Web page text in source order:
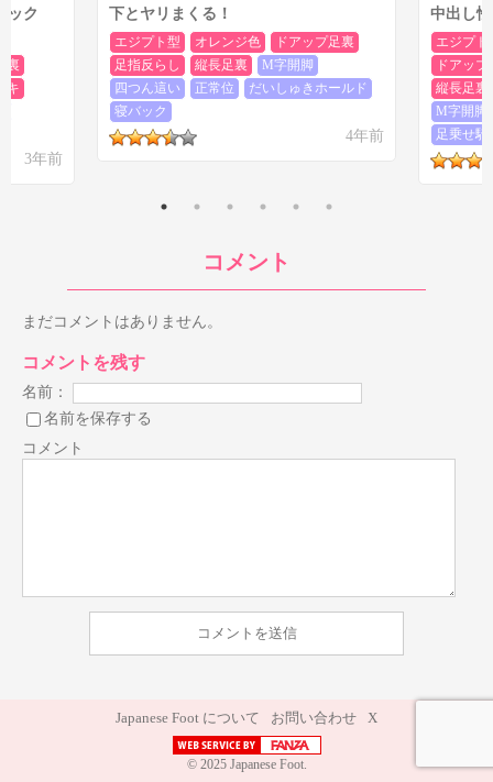
ック
裏
キ
3年前
下とヤリまくる！
エジプト型 オレンジ色
ドアップ足裏
足指反らし
縦長足裏
M字開脚
四つん這い
正常位
だいしゅきホールド
寝バック
4年前
中出し
エジプト
ドアップ
縦長足裏
M字開脚
足乗せ騎
コメント
まだコメントはありません。
コメントを残す
名前：
名前を保存する
コメント
Japanese Foot について お問い合わせ X
© 2025 Japanese Foot.